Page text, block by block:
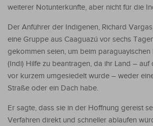
weiterer Notunterkünfte, aber nicht für die
Der Anführer der Indigenen, Richard
eine Gruppe aus Caaguazú vor sechs
gekommen seien, um beim
(Indi) Hilfe zu beantragen, da ihr Land – auf
vor kurzem umgesiedelt wurde – weder
Straße oder ein Dach habe.
Er sagte, dass sie in der Hoffnung gereist
Verfahren direkt und schneller ablaufen